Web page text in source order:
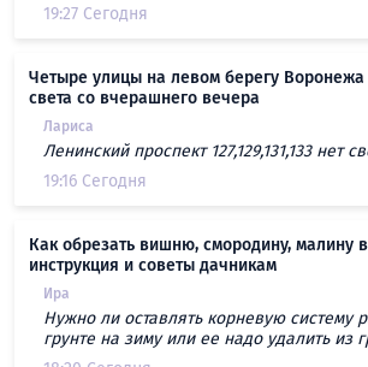
19:27 Сегодня
Четыре улицы на левом берегу Воронежа
света со вчерашнего вечера
Лариса
Ленинский проспект 127,129,131,133 нет
19:16 Сегодня
Как обрезать вишню, смородину, малину в
инструкция и советы дачникам
Ира
Нужно ли оставлять корневую систему
грунте на зиму или ее надо удалить из